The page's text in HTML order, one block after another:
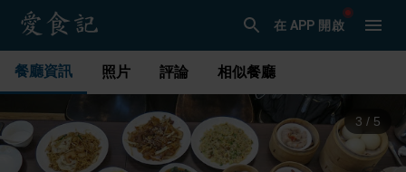
在 APP 開啟
餐廳資訊 照片 評論 相似餐廳
3 / 5